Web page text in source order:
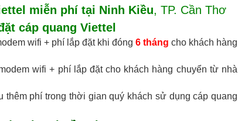
miễn phí tại Ninh Kiều, TP. Cần Thơ
cáp quang Viettel
wifi + phí lắp đặt khi đóng 6 tháng cho khách hàng
wifi + phí lắp đặt cho khách hàng chuyển từ nhà
thêm phí trong thời gian quý khách sử dụng cáp quang